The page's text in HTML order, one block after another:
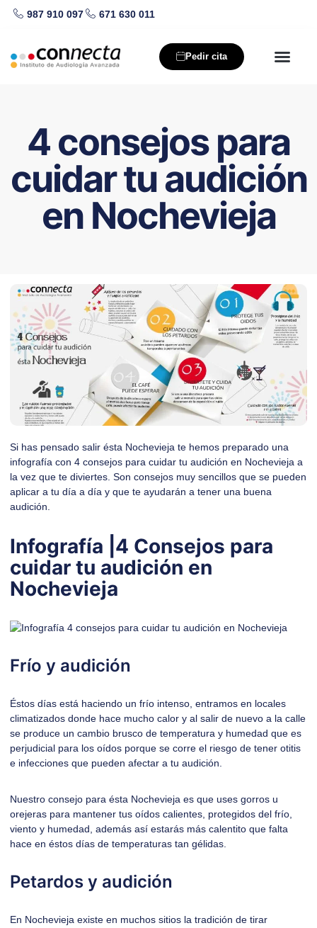
al
contenido
987 910 097 671 630 011
Pedir cita
4 consejos para
cuidar tu audición
en Nochevieja
Si has pensado salir ésta Nochevieja te hemos preparado una
infografía con 4 consejos para cuidar tu audición en Nochevieja a
la vez que te diviertes. Son consejos muy sencillos que se pueden
aplicar a tu día a día y que te ayudarán a tener una buena
audición.
Infografía |4 Consejos para
cuidar tu audición en
Nochevieja
Frío y audición
Éstos días está haciendo un frío intenso, entramos en locales
climatizados donde hace mucho calor y al salir de nuevo a la calle
se produce un cambio brusco de temperatura y humedad que es
perjudicial para los oídos porque se corre el riesgo de tener otitis
e infecciones que pueden afectar a tu audición.
Nuestro consejo para ésta Nochevieja es que uses gorros u
orejeras para mantener tus oídos calientes, protegidos del frío,
viento y humedad, además así estarás más calentito que falta
hace en éstos días de temperaturas tan gélidas.
Petardos y audición
En Nochevieja existe en muchos sitios la tradición de tirar